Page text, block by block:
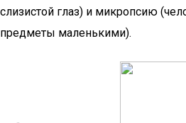
слизистой глаз) и микропсию
предметы маленькими).